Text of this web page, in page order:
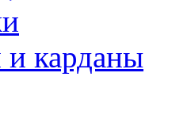
и карданы